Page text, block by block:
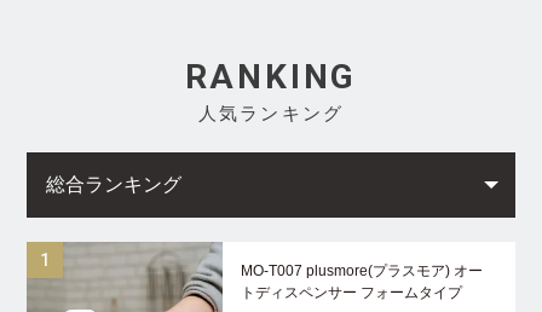
RANKING
人気ランキング
MO-T007 plusmore(プラスモア) オー
トディスペンサー フォームタイプ